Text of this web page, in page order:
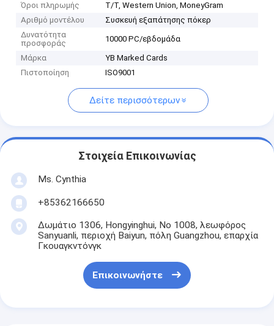
Όροι πληρωμής
T/T, Western Union, MoneyGram
Αριθμό μοντέλου
Συσκευή εξαπάτησης πόκερ
Δυνατότητα
προσφοράς
10000 PC/εβδομάδα
Μάρκα
YB Marked Cards
Πιστοποίηση
ISO9001
Δείτε περισσότερων
Στοιχεία Επικοινωνίας
Ms. Cynthia
‪+85362166650‬
Δωμάτιο 1306, Hongyinghui, Νο 1008, λεωφόρος
Sanyuanli, περιοχή Baiyun, πόλη Guangzhou, επαρχία
Γκουαγκντόνγκ
Επικοινωνήστε